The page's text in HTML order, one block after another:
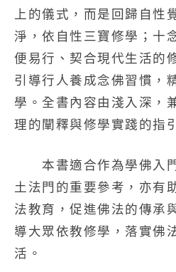
上的儀式，而是回歸自性
淨，依自性三寶修學；十
便易行、契合現代生活的
引導行人養成念佛習慣，
學。全書內容由淺入深，
理的闡釋與修學實踐的指
本書適合作為學佛入
土法門的重要參考，亦有
法教育，促進佛法的傳承
導大眾依教修學，落實佛
活。